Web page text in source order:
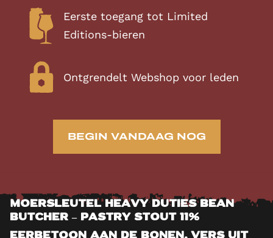
Eerste toegang tot Limited
Editions-bieren
Ontgrendelt Webshop voor leden
BEGIN VANDAAG NOG
Moersleutel Heavy Duties Bean
Butcher – Pastry Stout 11%
Eerbetoon aan de bonen. Vers uit